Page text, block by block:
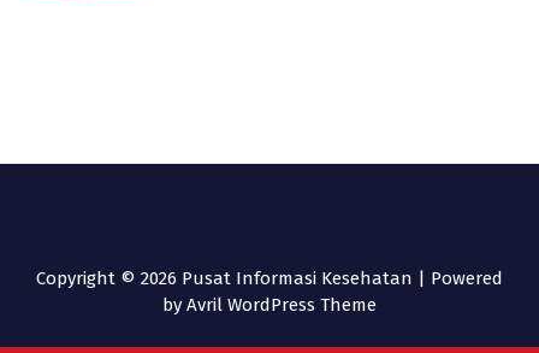
Copyright © 2026 Pusat Informasi Kesehatan | Powered
by Avril WordPress Theme